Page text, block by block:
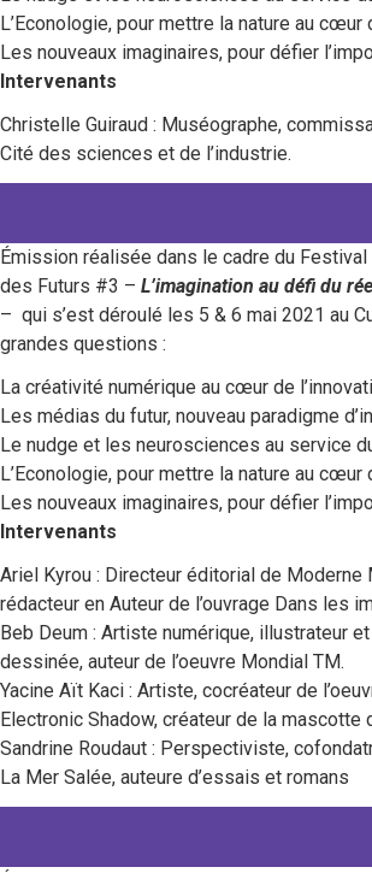
L’Econologie, pour mettre la nature au cœur
Les nouveaux imaginaires, pour défier
Intervenants
Christelle Guiraud : Muséographe,
Cité des sciences et de l’industrie.
Émission réalisée dans le cadre du
des Futurs #3 – L’imagination au défi du
– qui s’est déroulé les 5 & 6 mai 2021 au
grandes questions :
La créativité numérique au cœur de
Les médias du futur, nouveau paradigme
Le nudge et les neurosciences au service
L’Econologie, pour mettre la nature au cœur
Les nouveaux imaginaires, pour défier
Intervenants
Ariel Kyrou : Directeur éditorial de Moderne
rédacteur en Auteur de l’ouvrage Dans les
Beb Deum : Artiste numérique, illustrateur
dessinée, auteur de l’oeuvre Mondial TM.
Yacine Aït Kaci : Artiste, cocréateur de
Electronic Shadow, créateur de la mascotte
Sandrine Roudaut : Perspectiviste,
La Mer Salée, auteure d’essais et romans